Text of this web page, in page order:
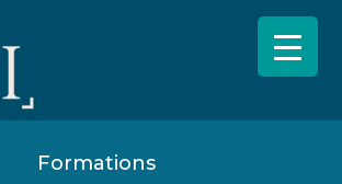
Formations